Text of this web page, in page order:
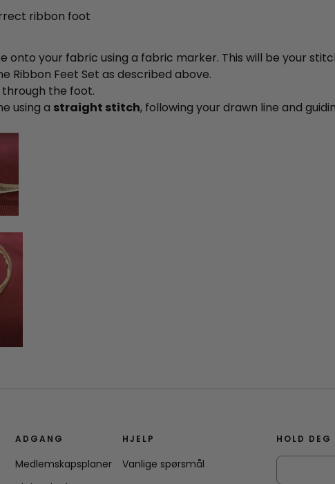
ribbon foot
onto your fabric using a fabric marker. This will be your
Ribbon Feet Set as described above.
the foot.
using a straight stitch, following your drawn line and
ADGANG
Medlemskapsplaner
HJELP
Vanlige spørsmål
HOLD DEG